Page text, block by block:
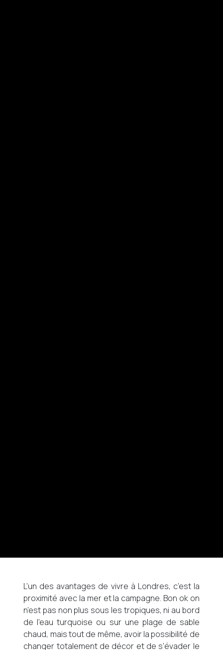
L’un des avantages de vivre à Londres, c’est la
proximité avec la mer et la campagne. Bon ok on
n’est pas non plus sous les tropiques, ni au bord
de l’eau turquoise ou sur une plage de sable
chaud, mais tout de même, avoir la possibilité de
changer totalement de décor et de s’évader le